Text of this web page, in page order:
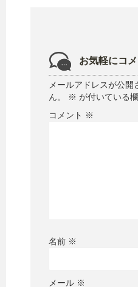
お気軽にコ
メールアドレスが公
ん。
※ が付いている
コメント ※
名前 ※
メール ※